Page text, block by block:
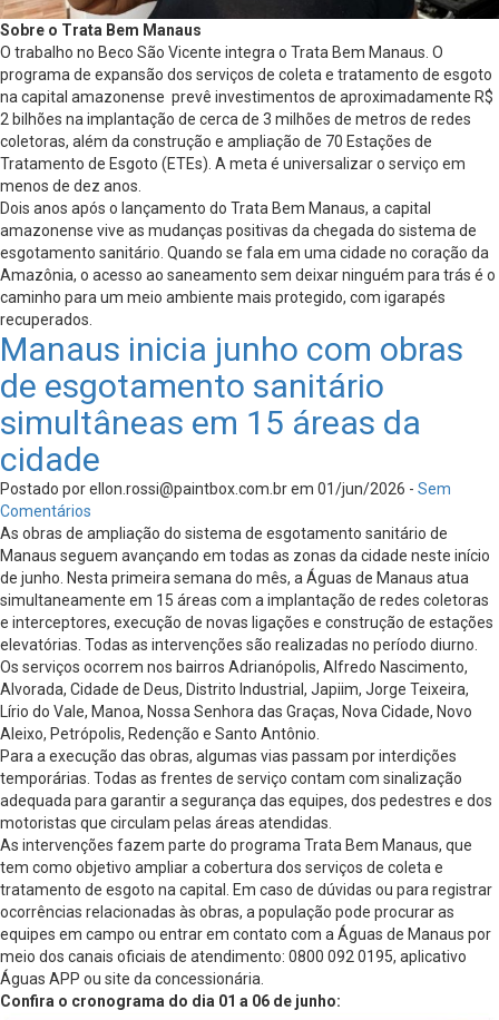
Sobre o Trata Bem Manaus
O trabalho no Beco São Vicente integra o Trata Bem Manaus. O
programa de expansão dos serviços de coleta e tratamento de esgoto
na capital amazonense prevê investimentos de aproximadamente R$
2 bilhões na implantação de cerca de 3 milhões de metros de redes
coletoras, além da construção e ampliação de 70 Estações de
Tratamento de Esgoto (ETEs). A meta é universalizar o serviço em
menos de dez anos.
Dois anos após o lançamento do Trata Bem Manaus, a capital
amazonense vive as mudanças positivas da chegada do sistema de
esgotamento sanitário. Quando se fala em uma cidade no coração da
Amazônia, o acesso ao saneamento sem deixar ninguém para trás é o
caminho para um meio ambiente mais protegido, com igarapés
recuperados.
Manaus inicia junho com obras
de esgotamento sanitário
simultâneas em 15 áreas da
cidade
Postado porellon.rossi@paintbox.com.brem 01/jun/2026 - Sem
Comentários
As obras de ampliação do sistema de esgotamento sanitário de
Manaus seguem avançando em todas as zonas da cidade neste início
de junho. Nesta primeira semana do mês, a Águas de Manaus atua
simultaneamente em 15 áreas com a implantação de redes coletoras
e interceptores, execução de novas ligações e construção de estações
elevatórias. Todas as intervenções são realizadas no período diurno.
Os serviços ocorrem nos bairros Adrianópolis, Alfredo Nascimento,
Alvorada, Cidade de Deus, Distrito Industrial, Japiim, Jorge Teixeira,
Lírio do Vale, Manoa, Nossa Senhora das Graças, Nova Cidade, Novo
Aleixo, Petrópolis, Redenção e Santo Antônio.
Para a execução das obras, algumas vias passam por interdições
temporárias. Todas as frentes de serviço contam com sinalização
adequada para garantir a segurança das equipes, dos pedestres e dos
motoristas que circulam pelas áreas atendidas.
As intervenções fazem parte do programa Trata Bem Manaus, que
tem como objetivo ampliar a cobertura dos serviços de coleta e
tratamento de esgoto na capital. Em caso de dúvidas ou para registrar
ocorrências relacionadas às obras, a população pode procurar as
equipes em campo ou entrar em contato com a Águas de Manaus por
meio dos canais oficiais de atendimento: 0800 092 0195, aplicativo
Águas APP ou site da concessionária.
Confira o cronograma do dia 01 a 06 de junho: